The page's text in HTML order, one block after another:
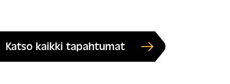
Katso kaikki tapahtumat